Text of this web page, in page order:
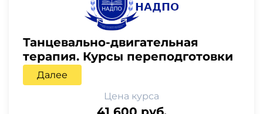
Танцевально-двигательная
терапия. Курсы переподготовки
Далее
Цена курса